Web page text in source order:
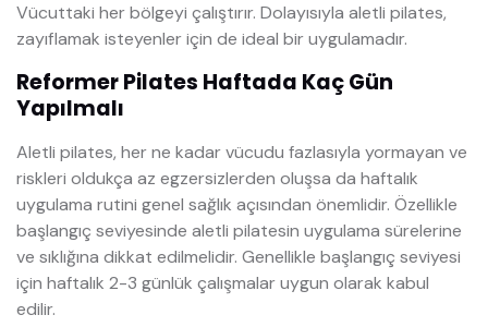
Vücuttaki her bölgeyi çalıştırır. Dolayısıyla aletli pilates,
zayıflamak isteyenler için de ideal bir uygulamadır.
Reformer Pilates Haftada Kaç Gün
Yapılmalı
Aletli pilates, her ne kadar vücudu fazlasıyla yormayan ve
riskleri oldukça az egzersizlerden oluşsa da haftalık
uygulama rutini genel sağlık açısından önemlidir. Özellikle
başlangıç seviyesinde aletli pilatesin uygulama sürelerine
ve sıklığına dikkat edilmelidir. Genellikle başlangıç seviyesi
için haftalık 2-3 günlük çalışmalar uygun olarak kabul
edilir.